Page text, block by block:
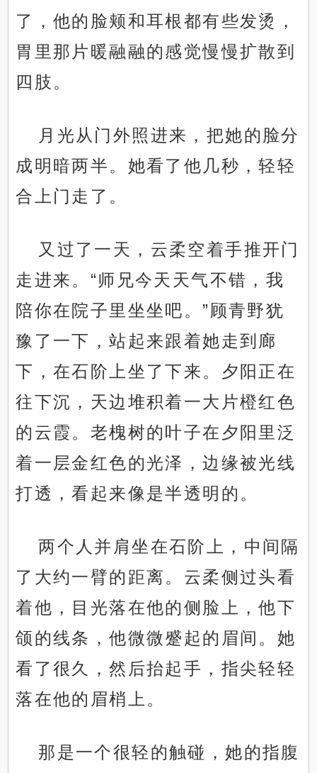
了，他的脸颊和耳根都有些发烫，
胃里那片暖融融的感觉慢慢扩散到
四肢。
月光从门外照进来，把她的脸分
成明暗两半。她看了他几秒，轻轻
合上门走了。
又过了一天，云柔空着手推开门
走进来。“师兄今天天气不错，我
陪你在院子里坐坐吧。”顾青野犹
豫了一下，站起来跟着她走到廊
下，在石阶上坐了下来。夕阳正在
往下沉，天边堆积着一大片橙红色
的云霞。老槐树的叶子在夕阳里泛
着一层金红色的光泽，边缘被光线
打透，看起来像是半透明的。
两个人并肩坐在石阶上，中间隔
了大约一臂的距离。云柔侧过头看
着他，目光落在他的侧脸上，他下
颌的线条，他微微蹙起的眉间。她
看了很久，然后抬起手，指尖轻轻
落在他的眉梢上。
那是一个很轻的触碰，她的指腹